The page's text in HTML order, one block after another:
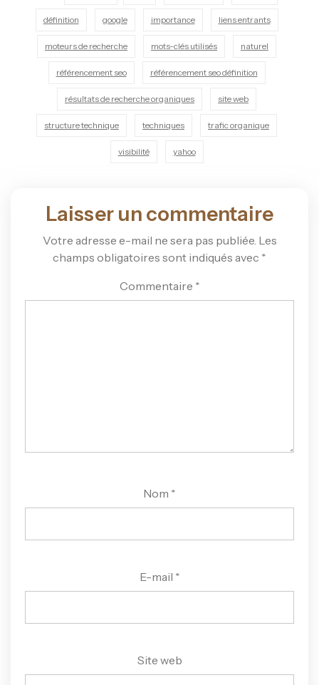
définition google importance liens entrants
moteurs de recherche mots-clés utilisés naturel
référencement seo référencement seo définition
résultats de recherche organiques site web
structure technique techniques trafic organique
visibilité yahoo
Laisser un commentaire
Votre adresse e-mail ne sera pas publiée. Les
champs obligatoires sont indiqués avec *
Commentaire *
Nom *
E-mail *
Site web